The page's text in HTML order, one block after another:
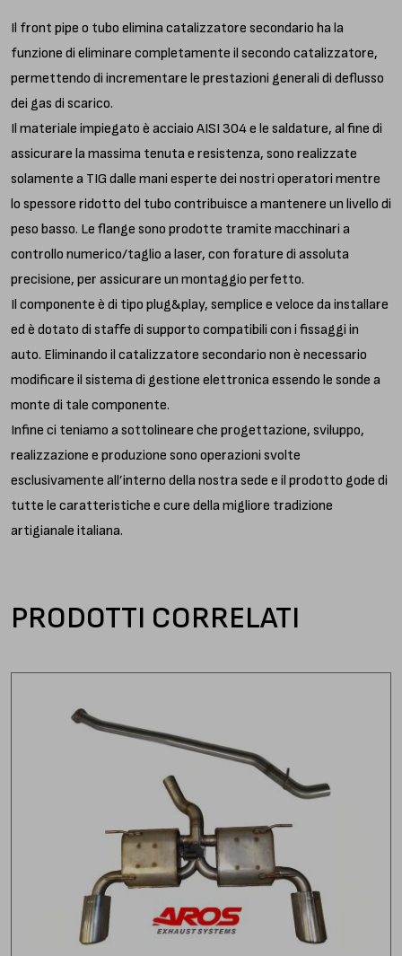
Il front pipe o tubo elimina catalizzatore secondario ha la
funzione di eliminare completamente il secondo catalizzatore,
permettendo di incrementare le prestazioni generali di deflusso
dei gas di scarico.
Il materiale impiegato è acciaio AISI 304 e le saldature, al fine di
assicurare la massima tenuta e resistenza, sono realizzate
solamente a TIG dalle mani esperte dei nostri operatori mentre
lo spessore ridotto del tubo contribuisce a mantenere un livello di
peso basso. Le flange sono prodotte tramite macchinari a
controllo numerico/taglio a laser, con forature di assoluta
precisione, per assicurare un montaggio perfetto.
Il componente è di tipo plug&play, semplice e veloce da installare
ed è dotato di staffe di supporto compatibili con i fissaggi in
auto. Eliminando il catalizzatore secondario non è necessario
modificare il sistema di gestione elettronica essendo le sonde a
monte di tale componente.
Infine ci teniamo a sottolineare che progettazione, sviluppo,
realizzazione e produzione sono operazioni svolte
esclusivamente all’interno della nostra sede e il prodotto gode di
tutte le caratteristiche e cure della migliore tradizione
artigianale italiana.
PRODOTTI CORRELATI